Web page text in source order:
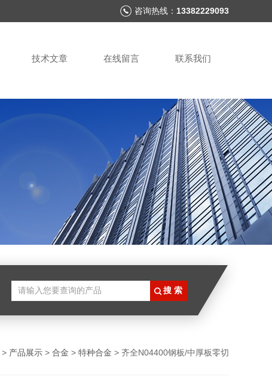
咨询热线： 13382229093
技术文章 在线留言 联系我们
> 产品展示 > 合金 > 特种合金 > 齐全N04400钢板/中厚板零切